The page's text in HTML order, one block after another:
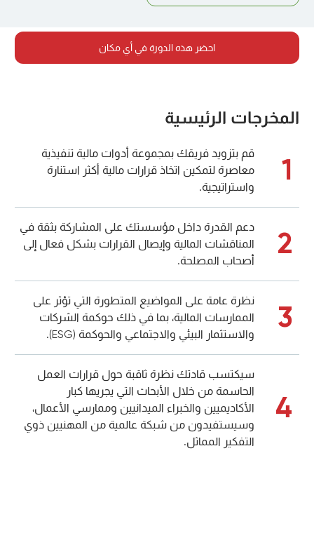
احضر هذه الدورة في أي مكان
المخرجات الرئيسية
1
قم بتزويد فريقك بمجموعة أدوات مالية تنفيذية
معاصرة لتمكين اتخاذ قرارات مالية أكثر استنارة
واستراتيجية.
2
دعم القدرة داخل مؤسستك على المشاركة بثقة في
المناقشات المالية وإيصال القرارات بشكل فعال إلى
أصحاب المصلحة.
3
نظرة عامة على المواضيع المتطورة التي تؤثر على
الممارسات المالية، بما في ذلك حوكمة الشركات
والاستثمار البيئي والاجتماعي والحوكمة (ESG).
4
سيكتسب قادتك نظرة ثاقبة حول قرارات العمل
الحاسمة من خلال الأبحاث التي يجريها كبار
الأكاديميين والخبراء الميدانيين وممارسي الأعمال،
وسيستفيدون من شبكة عالمية من المهنيين ذوي
التفكير المماثل.